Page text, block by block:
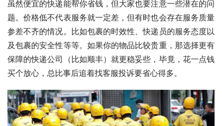
虽然便宜的快递能帮你省钱，但大家也要注意一些潜在的问
题。价格低不代表服务就一定差，但有时也会存在服务质量
参差不齐的情况。比如包裹的时效性、快递员的服务态度以
及包裹的安全性等等。如果你的物品比较贵重，那选择更有
保障的快递公司（比如顺丰）就更稳妥些，毕竟，花一点钱
买个放心，总比事后追着找客服投诉要省心得多。